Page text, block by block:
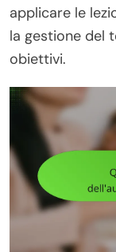
applicare le
la gestione del
obiettivi.